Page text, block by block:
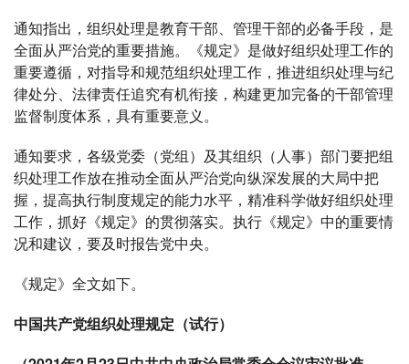
通知指出，组织处理是教育干部、管理干部的必备手段，是
全面从严治党的重要措施。《规定》是做好组织处理工作的
重要遵循，对指导和规范组织处理工作，推进组织处理与纪
律处分、法律责任追究有机衔接，构建更加完备的干部管理
监督制度体系，具有重要意义。
通知要求，各级党委（党组）及其组织（人事）部门要把组
织处理工作放在推动全面从严治党向纵深发展的大局中把
握，提高执行制度规定的能力水平，精准科学做好组织处理
工作，抓好《规定》的贯彻落实。执行《规定》中的重要情
况和建议，要及时报告党中央。
《规定》全文如下。
中国共产党组织处理规定（试行）